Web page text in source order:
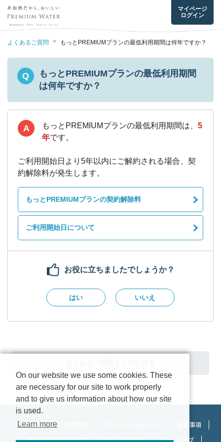
マイページ
ログイン
よくあるご質問 > もっとPREMIUMプランの最低利用期間は何年ですか？
Q
もっとPREMIUMプランの最低利用期間
は何年ですか？
A もっとPREMIUMプランの最低利用期間は、 5
年です。
ご利用開始日より5年以内にご解約される場合、契
約解除料が発生します。
もっとPREMIUMプランの契約解除料
ご利用開始日について
お役に立ちましたでしょうか？
はい いいえ
企業情報
免責事項
特定商取引法について
サイト利用条件 サイトマップ
On our website we use some cookies. These
are necessary for our site to work properly
and to give us information about how our site
is used.
Learn more